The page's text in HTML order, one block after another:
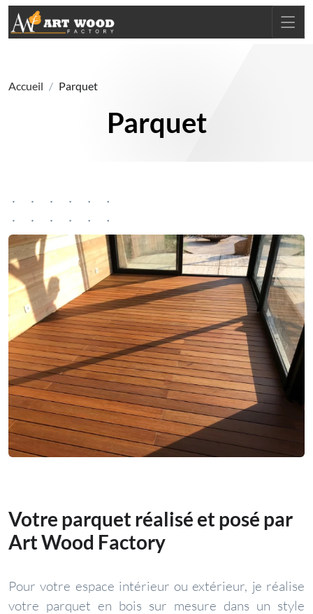
Accueil Parquet
Parquet
Votre parquet réalisé et posé par
Art Wood Factory
Pour votre espace intérieur ou extérieur, je réalise
votre parquet en bois sur mesure dans un style